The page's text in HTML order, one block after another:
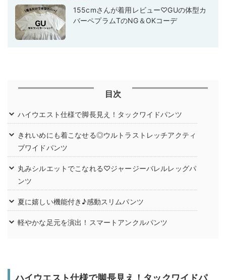
155cmさんが着用レビュー♡GUの体型カ
バーペプラムTのNG＆OKコーデ
目次
ハイウエスト仕様で脚長見え！タックワイドパンツ
きれいめにも着こなせる◎ウルトラストレッチアクティ
ブワイドパンツ
丸みシルエットでこなれる♡ジャージーバレルレッグパ
ンツ
夏に嬉しい機能付き♪感動スリムパンツ
軽やかな足元を演出！スマートアンクルパンツ